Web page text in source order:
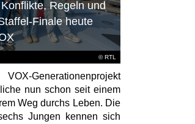
© RTL
Regeln und
Finale heute
Generationenprojekt
nun schon seit einem
Weg durchs Leben. Die
Jungen kennen sich